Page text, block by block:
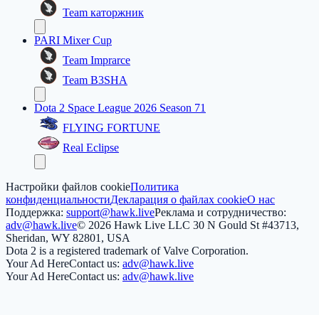
Team каторжник
PARI Mixer Cup
Team Imprarce
Team B3SHA
Dota 2 Space League 2026 Season 71
FLYING FORTUNE
Real Eclipse
Настройки файлов cookieПолитика
конфиденциальностиДекларация о файлах cookieО нас
Поддержка: support@hawk.liveРеклама и сотрудничество:
adv@hawk.live© 2026 Hawk Live LLC 30 N Gould St #43713,
Sheridan, WY 82801, USA
Dota 2 is a registered trademark of Valve Corporation.
Your Ad HereContact us: adv@hawk.live
Your Ad HereContact us: adv@hawk.live